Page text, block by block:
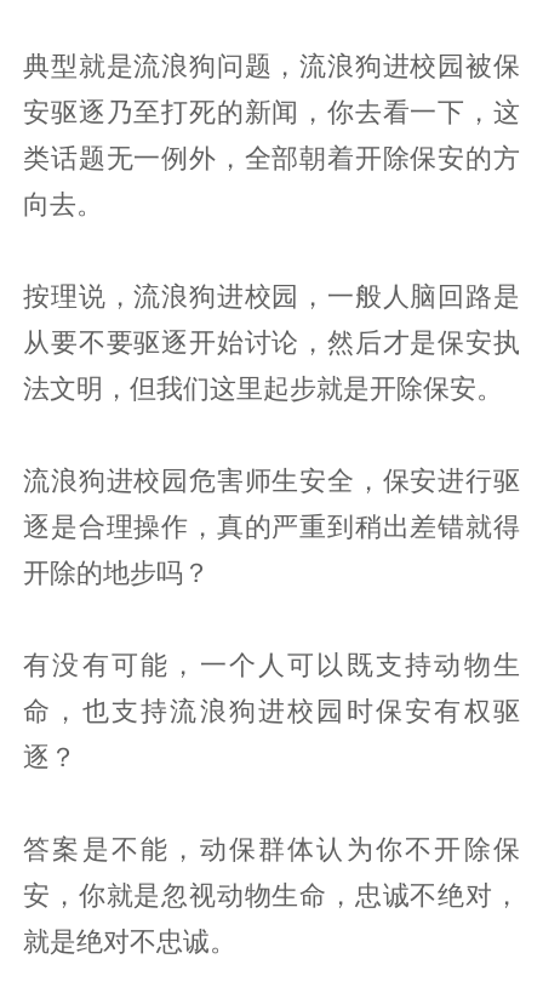
典型就是流浪狗问题，流浪狗进校园被保
安驱逐乃至打死的新闻，你去看一下，这
类话题无一例外，全部朝着开除保安的方
向去。
按理说，流浪狗进校园，一般人脑回路是
从要不要驱逐开始讨论，然后才是保安执
法文明，但我们这里起步就是开除保安。
流浪狗进校园危害师生安全，保安进行驱
逐是合理操作，真的严重到稍出差错就得
开除的地步吗？
有没有可能，一个人可以既支持动物生
命，也支持流浪狗进校园时保安有权驱
逐？
答案是不能，动保群体认为你不开除保
安，你就是忽视动物生命，忠诚不绝对，
就是绝对不忠诚。